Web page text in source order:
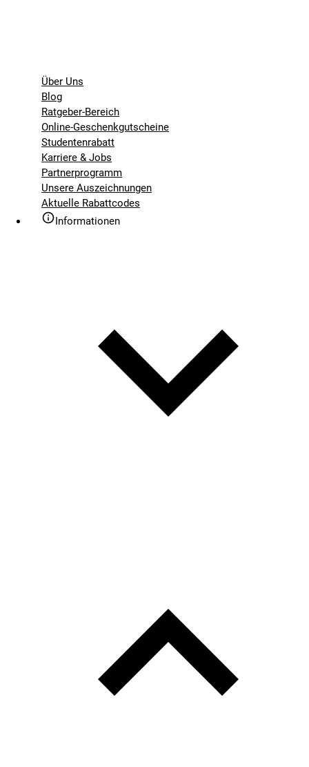
Über Uns
Blog
Ratgeber-Bereich
Online-Geschenkgutscheine
Studentenrabatt
Karriere & Jobs
Partnerprogramm
Unsere Auszeichnungen
Aktuelle Rabattcodes
Informationen